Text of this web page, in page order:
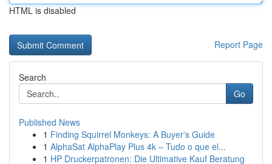
HTML is disabled
Report Page
Search
Go
Published News
1 Finding Squirrel Monkeys: A Buyer's Guide
1 AlphaSat AlphaPlay Plus 4k – Tudo o que el...
1 HP Druckerpatronen: Die Ultimative Kauf Beratung